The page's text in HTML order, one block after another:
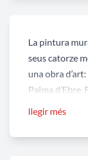
La pintura
seus catorze
una obra
Palma d’Ebre.
al darrer alè
llegir més